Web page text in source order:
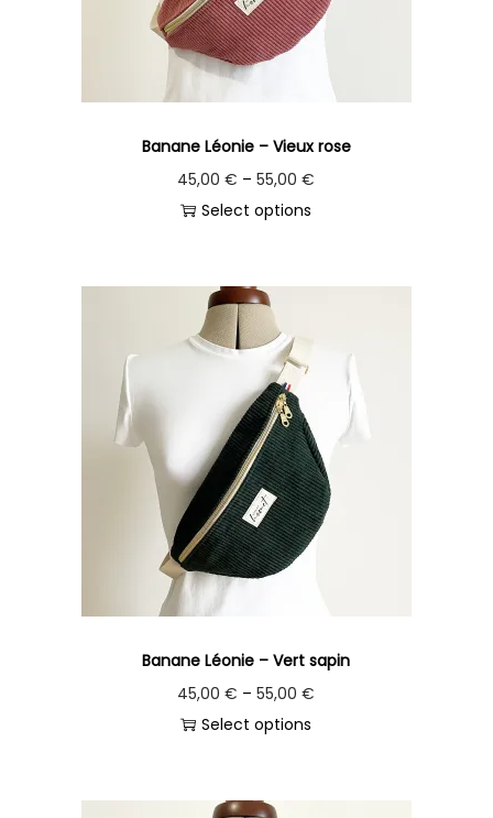
Banane Léonie – Vieux rose
45,00€ –55,00€
Select options
Banane Léonie – Vert sapin
45,00€ –55,00€
Select options